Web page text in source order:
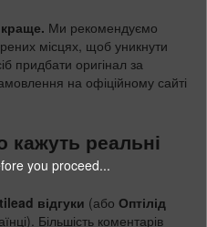
Ми рекомендуємо
місцях, щоб уникнути
придбати оригінал за
на офіційному сайті
кажуть реальні
відгуки (або Оптілід
Більшість коментарів
you proceed...